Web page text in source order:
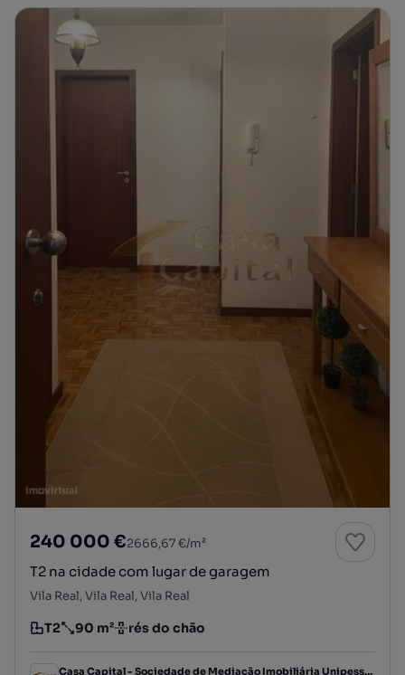
240 000 €2666,67 €/m²
T2 na cidade com lugar de garagem
Vila Real, Vila Real, Vila Real
Tipologia
T2
Preço por metro quadrado
90 m²
Andar rés do chão
Casa Capital - Sociedade de Mediação Imobiliária Unipessoal, Lda